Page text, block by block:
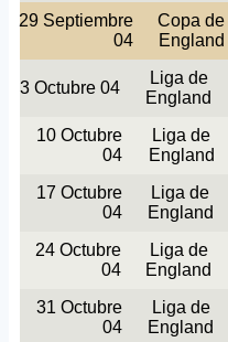
29 Septiembre
04
Copa de
England
3 Octubre 04
Liga de
England
10 Octubre
04
Liga de
England
17 Octubre
04
Liga de
England
24 Octubre
04
Liga de
England
31 Octubre
04
Liga de
England